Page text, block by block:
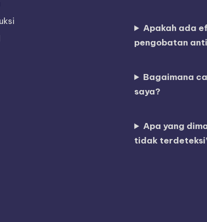
Apakah ada
pengobatan
Bagaimana
saya?
Apa yang
tidak